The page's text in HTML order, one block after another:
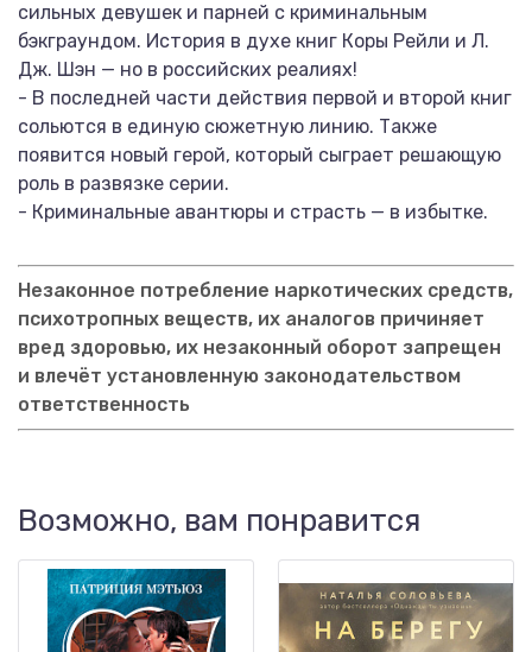
сильных девушек и парней с криминальным
бэкграундом. История в духе книг Коры Рейли и Л.
Дж. Шэн — но в российских реалиях!
- В последней части действия первой и второй книг
сольются в единую сюжетную линию. Также
появится новый герой, который сыграет решающую
роль в развязке серии.
- Криминальные авантюры и страсть — в избытке.
Незаконное потребление наркотических средств,
психотропных веществ, их аналогов причиняет
вред здоровью, их незаконный оборот запрещен
и влечёт установленную законодательством
ответственность
Возможно, вам понравится